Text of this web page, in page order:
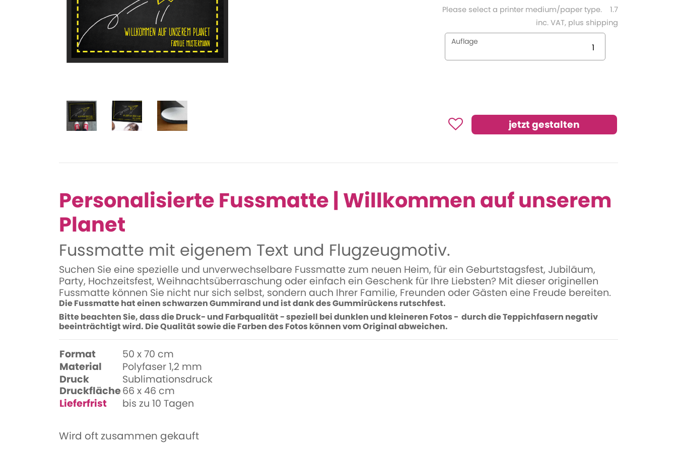
Please select a printer medium/paper type.
1.7
inc. VAT, plus shipping
Auflage
Personalisierte Fussmatte | Willkommen auf unserem
Planet
Fussmatte mit eigenem Text und Flugzeugmotiv.
Suchen Sie eine spezielle und unverwechselbare Fussmatte zum neuen Heim, für ein Geburtstagsfest, Jubiläum,
Party, Hochzeitsfest, Weihnachtsüberraschung oder einfach ein Geschenk für Ihre Liebsten? Mit dieser originellen
Fussmatte können Sie nicht nur sich selbst, sondern auch Ihrer Familie, Freunden oder Gästen eine Freude bereiten.
Die Fussmatte hat einen schwarzen Gummirand und ist dank des Gummirückens rutschfest.
Bitte beachten Sie, dass die Druck- und Farbqualität - speziell bei dunklen und kleineren Fotos - durch die Teppichfasern negativ
beeinträchtigt wird. Die Qualität sowie die Farben des Fotos können vom Original abweichen.
Format
50 x 70 cm
Material
Polyfaser 1,2 mm
Druck
Druckfläche
Sublimationsdruck
66 x 46 cm
Lieferfrist
bis zu 10 Tagen
Wird oft zusammen gekauft